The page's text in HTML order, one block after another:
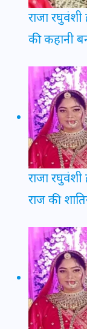
राजा
की कहानी
राजा
राज की